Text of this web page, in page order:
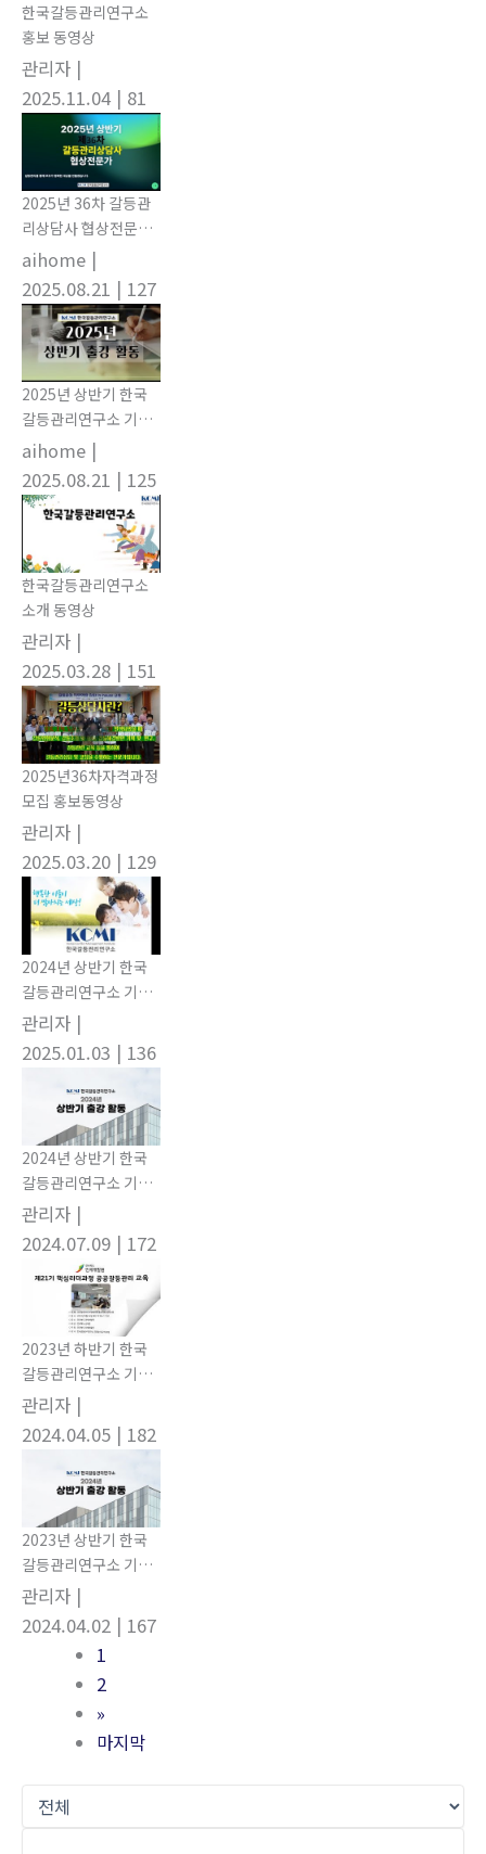
한국갈등관리연구소
홍보 동영상
관리자 |
2025.11.04 | 81
2025년 36차 갈등관
리상담사 협상전문가
자격과정 모집 홍보 동
영상
aihome |
2025.08.21 | 127
2025년 상반기 한국
갈등관리연구소 기관
출강 활동
aihome |
2025.08.21 | 125
한국갈등관리연구소
소개 동영상
관리자 |
2025.03.28 | 151
2025년36차자격과정
모집 홍보동영상
관리자 |
2025.03.20 | 129
2024년 상반기 한국
갈등관리연구소 기관
출강 활동
관리자 |
2025.01.03 | 136
2024년 상반기 한국
갈등관리연구소 기관
출강 활동
관리자 |
2024.07.09 | 172
2023년 하반기 한국
갈등관리연구소 기관
출강 활동
관리자 |
2024.04.05 | 182
2023년 상반기 한국
갈등관리연구소 기관
출강 활동
관리자 |
2024.04.02 | 167
1
2
»
마지막